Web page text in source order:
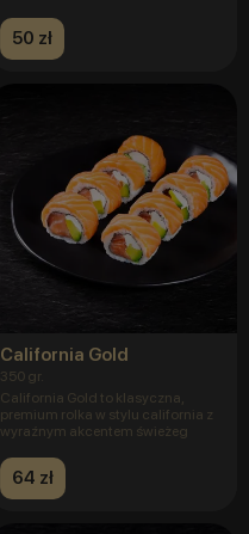
50 zł
California Gold
350 gr.
California Gold to klasyczna,
premium rolka w stylu california z
wyraźnym akcentem świeżeg
64 zł